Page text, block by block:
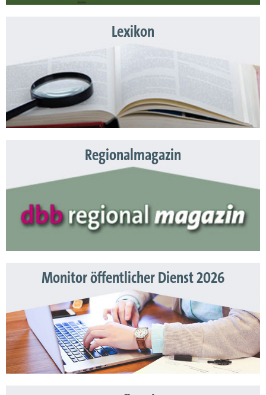
Lexikon
Regionalmagazin
Monitor öffentlicher Dienst 2026